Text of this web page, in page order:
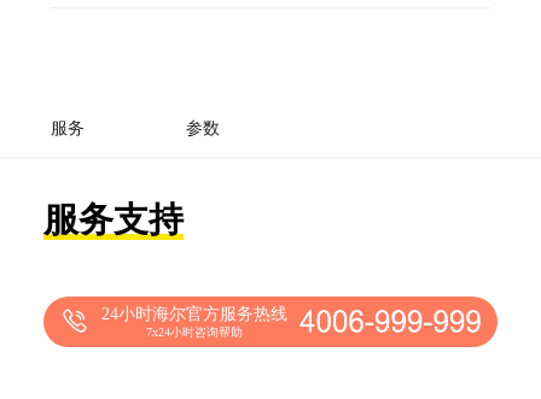
服务 参数
服务支持
24小时海尔官方服务热线
7x24小时咨询帮助